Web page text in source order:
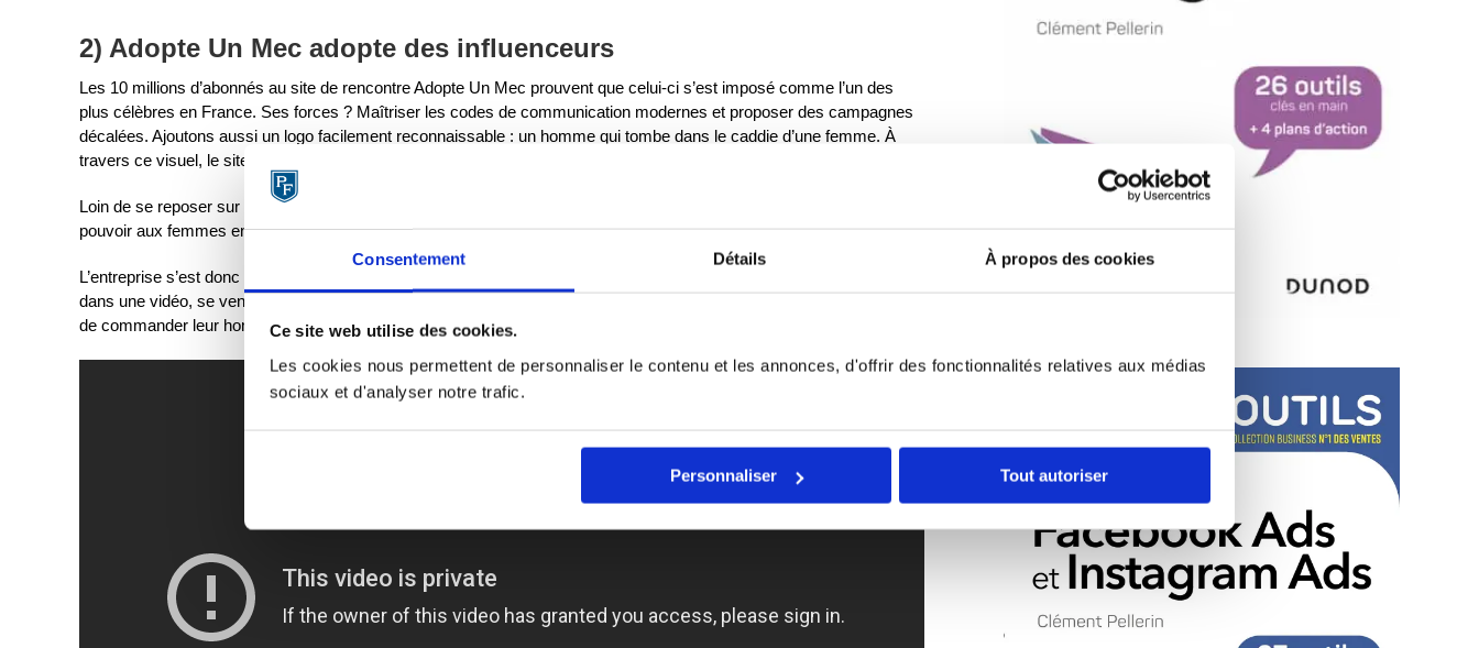
Consentement Détails À propos des cookies
Ce site web utilise des cookies.
Les cookies nous permettent de personnaliser le contenu et les annonces, d'offrir des fonctionnalités relatives aux médias
sociaux et d'analyser notre trafic.
Personnaliser Tout autoriser
2) Adopte Un Mec adopte des influenceurs
Les 10 millions d’abonnés au site de rencontre Adopte Un Mec prouvent que celui-ci s’est imposé comme l’un des
plus célèbres en France. Ses forces ? Maîtriser les codes de communication modernes et proposer des campagnes
décalées. Ajoutons aussi un logo facilement reconnaissable : un homme qui tombe dans le caddie d’une femme. À
travers ce visuel, le site de rencontre Adopte Un Mec parvient à communiquer sans écrire le moindre mot !
Loin de se reposer sur ses lauriers, le site de rencontre a récemment utilisé le marketing d’influence pour redonner le
pouvoir aux femmes en matière de séduction.
L’entreprise s’est donc alliée à des Youtubeurs célèbres pour faire passer ce message. Les influenceurs devaient,
dans une vidéo, se vendre pour inciter les femmes à les choisir avant de… s’emballer. C’est au tour des Youtubeuses
de commander leur homme préféré sur le site, avant de le recevoir et de le déballer !